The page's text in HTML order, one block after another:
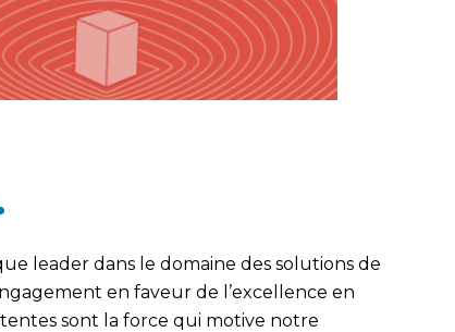
leader dans le domaine des solutions de
en faveur de l’excellence en
sont la force qui motive notre